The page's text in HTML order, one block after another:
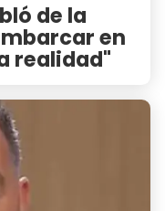
de la
en
realidad"